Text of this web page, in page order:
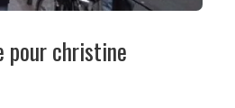
christine